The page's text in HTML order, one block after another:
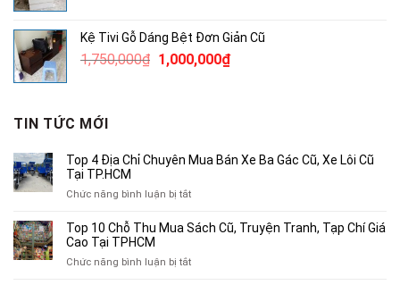
1,250,000₫.
là:
850,000₫.
Kệ Tivi Gỗ Dáng Bệt Đơn Giản Cũ
1,750,000₫ Giá
1,000,000₫Giá
TIN TỨC MỚI
Top 4 Địa Chỉ Chuyên Mua Bán Xe Ba Gác Cũ, Xe Lôi Cũ
Tại TP.HCM
Chức năng bình luận bị tắtở
4
Top 10 Chỗ Thu Mua Sách Cũ, Truyện Tranh, Tạp Chí Giá
Cao Tại TPHCM
Chức năng bình luận bị tắtở